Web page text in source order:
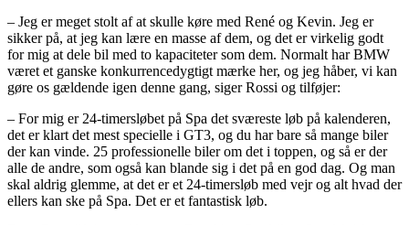
– Jeg er meget stolt af at skulle køre med René og Kevin. Jeg er
sikker på, at jeg kan lære en masse af dem, og det er virkelig godt
for mig at dele bil med to kapaciteter som dem. Normalt har BMW
været et ganske konkurrencedygtigt mærke her, og jeg håber, vi kan
gøre os gældende igen denne gang, siger Rossi og tilføjer:
– For mig er 24-timersløbet på Spa det sværeste løb på kalenderen,
det er klart det mest specielle i GT3, og du har bare så mange biler
der kan vinde. 25 professionelle biler om det i toppen, og så er der
alle de andre, som også kan blande sig i det på en god dag. Og man
skal aldrig glemme, at det er et 24-timersløb med vejr og alt hvad der
ellers kan ske på Spa. Det er et fantastisk løb.